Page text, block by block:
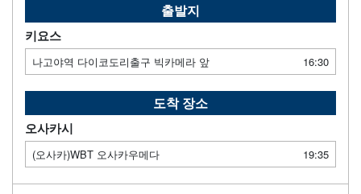
출발지
키요스
나고야역 다이코도리출구 빅카메라 앞 16:30
도착 장소
오사카시
(오사카)WBT 오사카우메다 19:35